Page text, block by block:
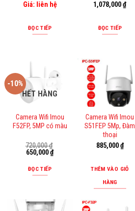
Giá: liên hệ
ĐỌC TIẾP
1,078,000₫
ĐỌC TIẾP
-10%
HẾT HÀNG
Camera Wifi Imou
F52FP, 5MP có màu
720,000₫
Giá
là:
720,000 ₫.
650,000₫Giá
hiện
ĐỌC TIẾP
Camera Wifi Imou
S51FEP 5Mp, Đàm
thoại
885,000₫
THÊM VÀO GIỎ
HÀNG